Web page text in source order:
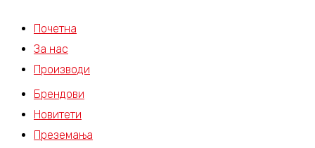
Почетна
За нас
Производи
Брендови
Новитети
Преземања